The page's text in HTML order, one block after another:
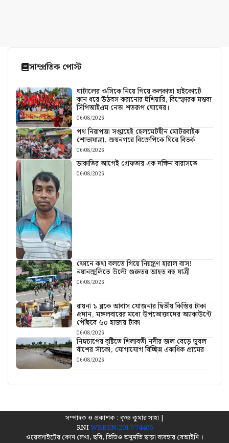
সাম্প্রতিক পোস্ট
ঘাটালের ওসিকে নিয়ে গিয়ে কলকাতা হাইকোর্টে
কান ধরে উঠবস করানোর হুঁশিয়ারি, বিস্ফোরক মন্তব্য
সিপিআইএম নেতা শতরূপ ঘোষের।
06/08/2026
পথ নিরাপত্তা সপ্তাহেই হেলমেটহীন মোটরবাইক
শোভাযাত্রা, জয়নগরে বিজেপিকে ঘিরে বিতর্ক
06/08/2026
ডাকাতির আগেই গ্রেফতার এক দক্ষিন বারাসতে
06/08/2026
ফোনে কথা বলতে গিয়ে নিয়ন্ত্রণ হারাল বাস!
নয়ানজুলিতে উল্টে গুরুতর আহত বহু যাত্রী
06/08/2026
রায়না ১ ব্লকে আবাস যোজনার দ্বিতীয় কিস্তির টাকা
প্রদান, মঙ্গলবারের মধ্যে উপভোক্তাদের অ্যাকাউন্টে
পৌঁছবে ৬০ হাজার টাকা
06/08/2026
নিম্নচাপের বৃষ্টিতে শিলাবতী নদীর জল বেড়ে ডুবল
বাঁশের সাঁকো, যোগাযোগ বিচ্ছিন্ন একাধিক গ্রামের
06/08/2026
সম্পাদক ও প্রকাশক : কৃষ্ণ কুমার সাহা |
RNIWBBEN/2017/74406
ওয়েবসাইটের কোন লেখা, ছবি, ভিডিও অনুমতি ছাড়া ব্যবহার বেআইনি ।